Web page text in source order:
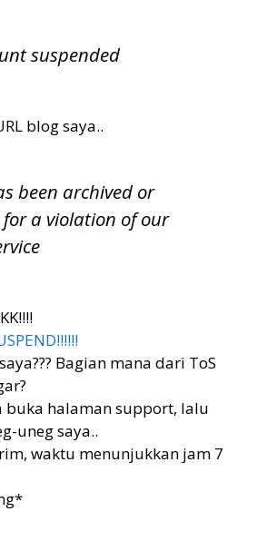
suspended
blog saya..
been archived or
a violation of our
Bagian mana dari ToS
buka halaman support, lalu
uneg saya..
waktu menunjukkan jam 7